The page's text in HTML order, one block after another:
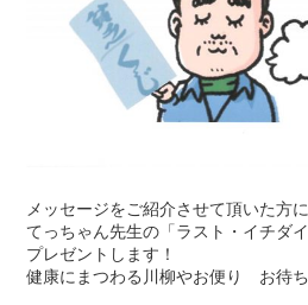
メッセージをご紹介させて頂いた方に
てっちゃん先生の「ラスト・イチダ
プレゼントします！
健康にまつわる川柳やお便り お待ち